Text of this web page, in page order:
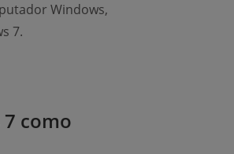
Windows,
7.
como